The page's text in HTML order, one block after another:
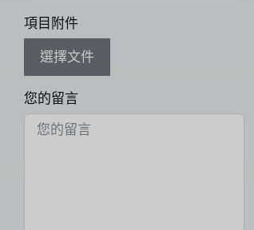
項目附件
選擇文件
您的留言